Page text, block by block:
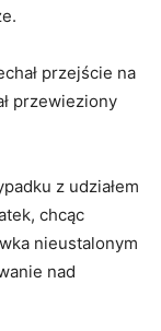
przejście na
przewieziony
z udziałem
chcąc
nieustalonym
nad